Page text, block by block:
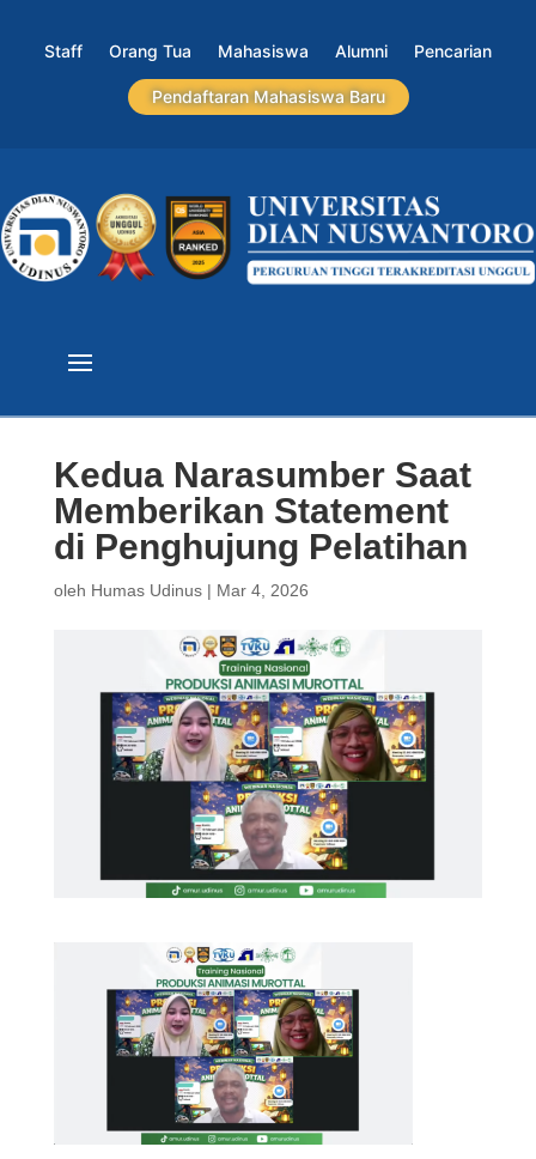
Staff Orang Tua Mahasiswa Alumni Pencarian
Pendaftaran Mahasiswa Baru
Kedua Narasumber Saat
Memberikan Statement
di Penghujung Pelatihan
oleh Humas Udinus| Mar 4, 2026